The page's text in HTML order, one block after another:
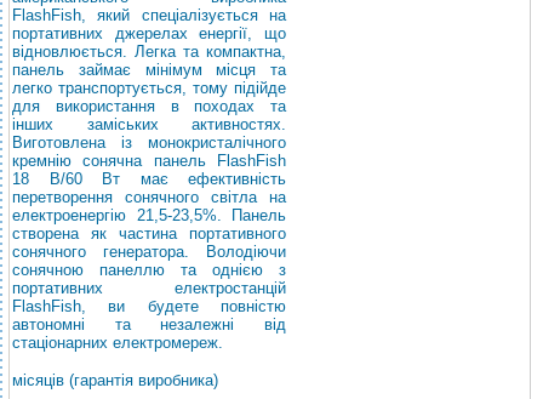
FlashFish, який спеціалізується на
портативних джерелах енергії, що
відновлюється. Легка та компактна,
панель займає мінімум місця та
легко транспортується, тому підійде
для використання в походах та
інших заміських активностях.
Виготовлена ​​із монокристалічного
кремнію сонячна панель FlashFish
18 В/60 Вт має ефективність
перетворення сонячного світла на
електроенергію 21,5-23,5%. Панель
створена як частина портативного
сонячного генератора. Володіючи
сонячною панеллю та однією з
портативних електростанцій
FlashFish, ви будете повністю
автономні та незалежні від
стаціонарних електромереж.
місяців (гарантія виробника)